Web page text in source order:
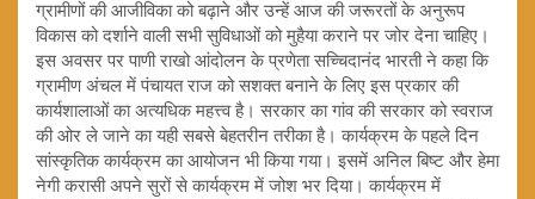
ग्रामीणों की आजीव‍िका को बढ़ाने और उन्‍हें आज की जरूरतों के अनुरूप
व‍िकास को दर्शाने वाली सभी सुव‍िधाओं को मुहैया कराने पर जोर देना चाहिए।
इस अवसर पर पाणी राखो आंदोलन के प्रणेता सच्चिदानंद भारती ने कहा कि
ग्रामीण अंचल में पंचायत राज को सशक्त बनाने के लिए इस प्रकार की
कार्यशालाओं का अत्यधिक महत्त्व है। सरकार का गांव की सरकार को स्वराज
की ओर ले जाने का यही सबसे बेहतरीन तरीका है। कार्यक्रम के पहले द‍िन
सांस्‍कृत‍िक कार्यक्रम का आयोजन भी क‍िया गया। इसमें अन‍िल बिष्‍ट और हेमा
नेगी करासी अपने सुरों से कार्यक्रम में जोश भर दिया। कार्यक्रम में